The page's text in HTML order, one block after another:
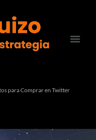
para Comprar en Twitter